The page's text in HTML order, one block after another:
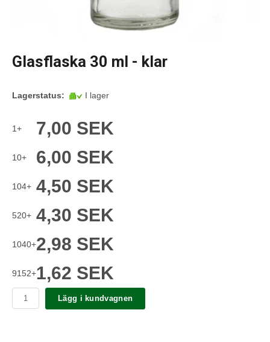
Glasflaska 30 ml - klar
Lagerstatus: I lager
1+ 7,00 SEK
10+ 6,00 SEK
104+ 4,50 SEK
520+ 4,30 SEK
1040+2,98 SEK
9152+1,62 SEK
Lägg i kundvagnen